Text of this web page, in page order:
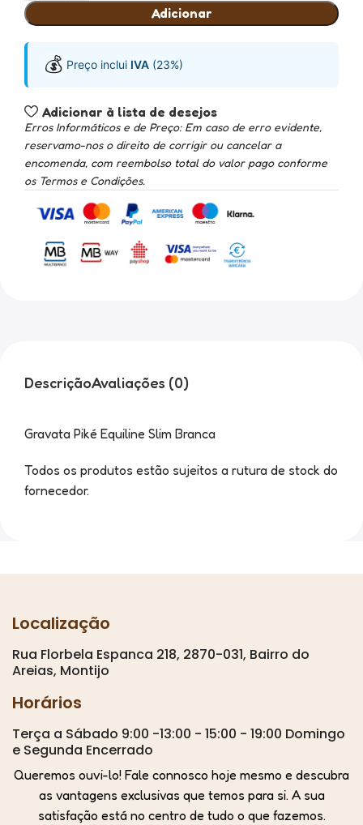
Adicionar
💰 Preço inclui IVA (23%)
Adicionar à lista de desejos
Erros Informáticos e de Preço: Em caso de erro evidente,
reservamo-nos o direito de corrigir ou cancelar a
encomenda, com reembolso total do valor pago conforme
os Termos e Condições.
DescriçãoAvaliações (0)
Gravata Piké Equiline Slim Branca
Todos os produtos estão sujeitos a rutura de stock do
fornecedor.
Localização
Rua Florbela Espanca 218, 2870-031, Bairro do
Areias, Montijo
Horários
Terça a Sábado 9:00 -13:00 - 15:00 - 19:00 Domingo
e Segunda Encerrado
Queremos ouvi-lo! Fale connosco hoje mesmo e descubra
as vantagens exclusivas que temos para si. A sua
satisfação está no centro de tudo o que fazemos.